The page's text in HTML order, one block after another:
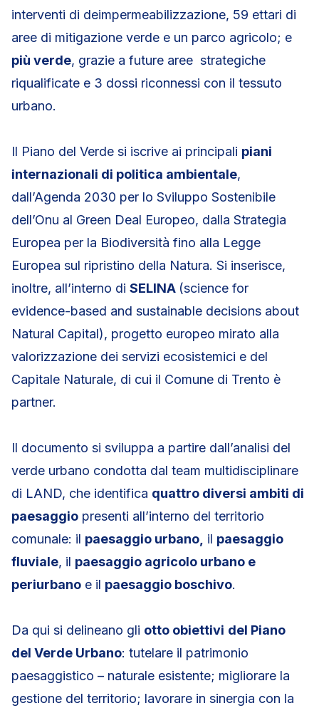
interventi di deimpermeabilizzazione, 59 ettari di
aree di mitigazione verde e un parco agricolo; e
più verde, grazie a future aree strategiche
riqualificate e 3 dossi riconnessi con il tessuto
urbano.
Il Piano del Verde si iscrive ai principali piani
internazionali di politica ambientale,
dall’Agenda 2030 per lo Sviluppo Sostenibile
dell’Onu al Green Deal Europeo, dalla Strategia
Europea per la Biodiversità fino alla Legge
Europea sul ripristino della Natura. Si inserisce,
inoltre, all’interno di SELINA (science for
evidence-based and sustainable decisions about
Natural Capital), progetto europeo mirato alla
valorizzazione dei servizi ecosistemici e del
Capitale Naturale, di cui il Comune di Trento è
partner.
Il documento si sviluppa a partire dall’analisi del
verde urbano condotta dal team multidisciplinare
di LAND, che identifica quattro diversi ambiti di
paesaggio presenti all’interno del territorio
comunale: il paesaggio urbano, il paesaggio
fluviale, il paesaggio agricolo urbano e
periurbano e il paesaggio boschivo.
Da qui si delineano gli otto obiettivi del Piano
del Verde Urbano: tutelare il patrimonio
paesaggistico – naturale esistente; migliorare la
gestione del territorio; lavorare in sinergia con la